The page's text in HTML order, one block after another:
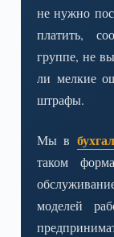
не нужно
платить,
группе, не
ли мелкие
штрафы.
Мы в
таком
моделей